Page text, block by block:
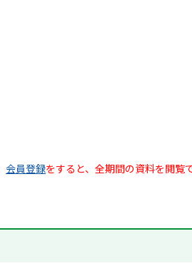
会員登録をすると、全期間の資料を閲覧